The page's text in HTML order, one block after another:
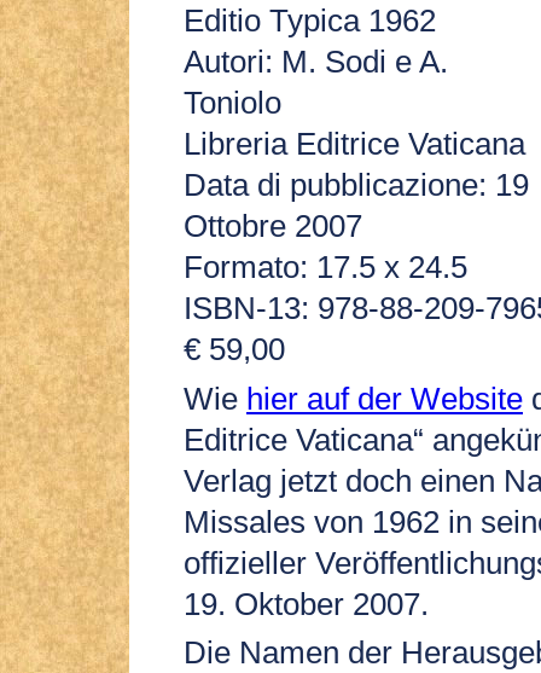
Editio Typica 1962
Autori: M. Sodi e A.
Toniolo
Libreria Editrice Vaticana
Data di pubblicazione: 19
Ottobre 2007
Formato: 17.5 x 24.5
ISBN-13: 978-88-209-
€ 59,00
Wie hier auf der Website
Editrice Vaticana“
Verlag jetzt doch einen
Missales von 1962 in
offizieller
19. Oktober 2007.
Die Namen der